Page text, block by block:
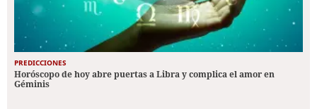
PREDICCIONES
Horóscopo de hoy abre puertas a Libra y complica el amor en
Géminis